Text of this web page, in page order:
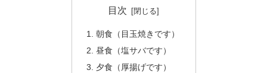
目次
朝食（目玉焼きです）
昼食（塩サバです）
夕食（厚揚げです）